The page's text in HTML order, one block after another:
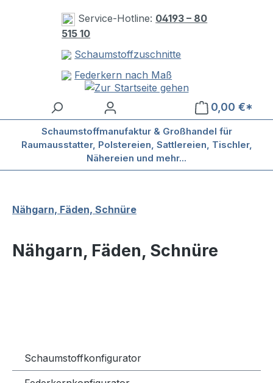
Zum Hauptinhalt springen
Service-Hotline: 04193 – 80
515 10
Schaumstoffzuschnitte
Federkern nach Maß
0,00 €*
Schaumstoffmanufaktur & Großhandel für
Raumausstatter, Polstereien, Sattlereien, Tischler,
Nähereien und mehr...
Nähgarn, Fäden, Schnüre
Nähgarn, Fäden, Schnüre
Schaumstoffkonfigurator